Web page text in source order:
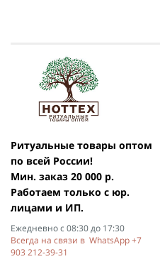
Ритуальные товары оптом
по всей России!
Мин. заказ 20 000 р.
Работаем только с юр.
лицами и ИП.
Ежедневно с 08:30 до 17:30
Всегда на связи в WhatsApp +7
903 212-39-31